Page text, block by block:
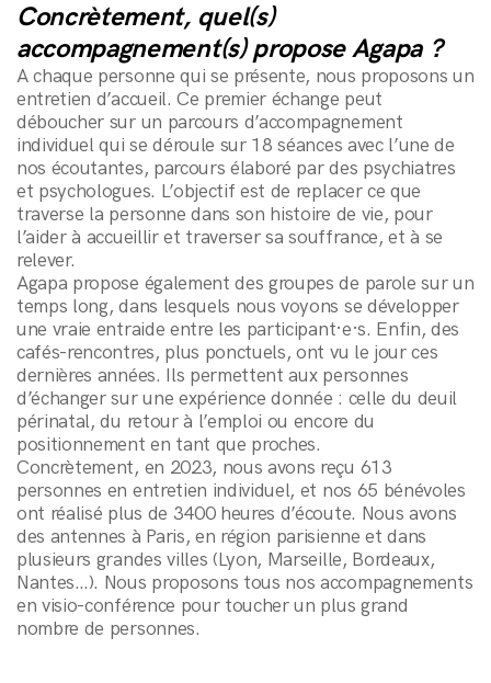
Concrètement, quel(s)
accompagnement(s) propose Agapa ?
A chaque personne qui se présente, nous proposons un
entretien d’accueil. Ce premier échange peut
déboucher sur un parcours d’accompagnement
individuel qui se déroule sur 18 séances avec l’une de
nos écoutantes, parcours élaboré par des psychiatres
et psychologues. L’objectif est de replacer ce que
traverse la personne dans son histoire de vie, pour
l’aider à accueillir et traverser sa souffrance, et à se
relever.
Agapa propose également des groupes de parole sur un
temps long, dans lesquels nous voyons se développer
une vraie entraide entre les participant·e·s. Enfin, des
cafés-rencontres, plus ponctuels, ont vu le jour ces
dernières années. Ils permettent aux personnes
d’échanger sur une expérience donnée : celle du deuil
périnatal, du retour à l’emploi ou encore du
positionnement en tant que proches.
Concrètement, en 2023, nous avons reçu 613
personnes en entretien individuel, et nos 65 bénévoles
ont réalisé plus de 3400 heures d’écoute. Nous avons
des antennes à Paris, en région parisienne et dans
plusieurs grandes villes (Lyon, Marseille, Bordeaux,
Nantes…). Nous proposons tous nos accompagnements
en visio-conférence pour toucher un plus grand
nombre de personnes.